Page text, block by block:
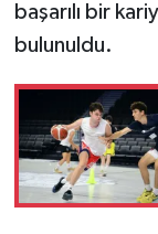
başarılı bir
bulunuldu.